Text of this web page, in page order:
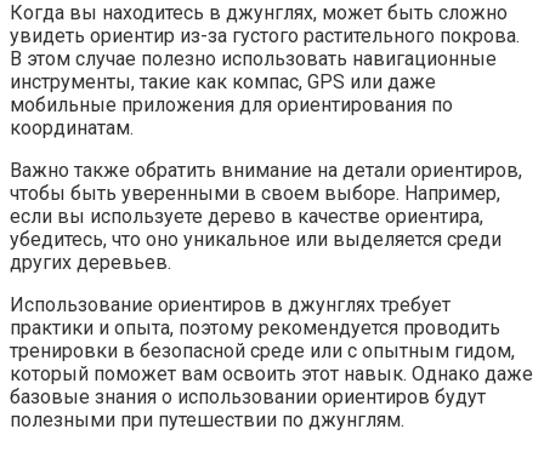
Когда вы находитесь в джунглях, может быть сложно
увидеть ориентир из-за густого растительного покрова.
В этом случае полезно использовать навигационные
инструменты, такие как компас, GPS или даже
мобильные приложения для ориентирования по
координатам.
Важно также обратить внимание на детали ориентиров,
чтобы быть уверенными в своем выборе. Например,
если вы используете дерево в качестве ориентира,
убедитесь, что оно уникальное или выделяется среди
других деревьев.
Использование ориентиров в джунглях требует
практики и опыта, поэтому рекомендуется проводить
тренировки в безопасной среде или с опытным гидом,
который поможет вам освоить этот навык. Однако даже
базовые знания о использовании ориентиров будут
полезными при путешествии по джунглям.